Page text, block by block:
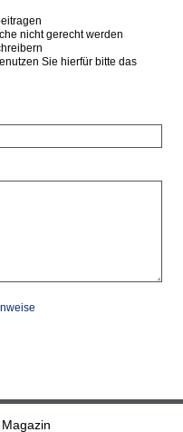
nicht gerecht werden
Sie hierfür bitte das